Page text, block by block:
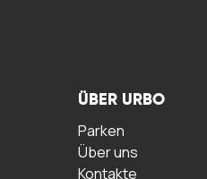
ÜBER URBO
Parken
Über uns
Kontakte